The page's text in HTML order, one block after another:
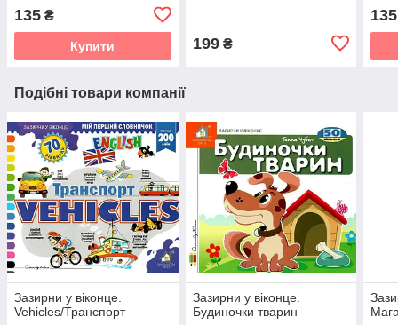
135 ₴
Купити 199₴
135
Подібні товари компанії
Зазирни у віконце.
Vehicles/Транспорт
Зазирни у віконце.
Будиночки тварин